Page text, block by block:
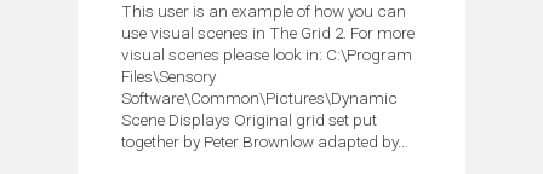
This user is an example of how you can
use visual scenes in The Grid 2. For more
visual scenes please look in: C:\Program
Files\Sensory
Software\Common\Pictures\Dynamic
Scene Displays Original grid set put
together by Peter Brownlow adapted by...